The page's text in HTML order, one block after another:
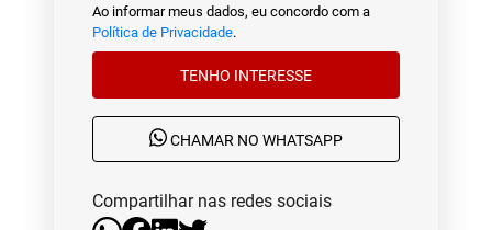
Ao informar meus dados, eu concordo com a
Política de Privacidade.
TENHO INTERESSE
CHAMAR NO WHATSAPP
Compartilhar nas redes sociais